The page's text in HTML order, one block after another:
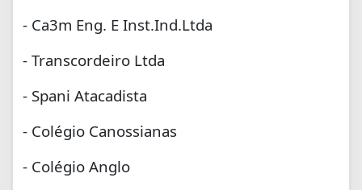
- Ca3m Eng. E Inst.Ind.Ltda
- Transcordeiro Ltda
- Spani Atacadista
- Colégio Canossianas
- Colégio Anglo